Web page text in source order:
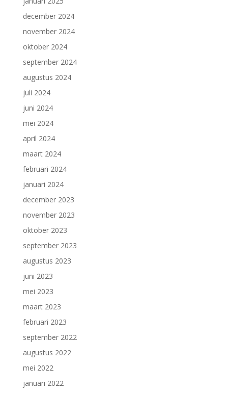
december 2024
november 2024
oktober 2024
september 2024
augustus 2024
juli 2024
juni 2024
mei 2024
april 2024
maart 2024
februari 2024
januari 2024
december 2023
november 2023
oktober 2023
september 2023
augustus 2023
juni 2023
mei 2023
maart 2023
februari 2023
september 2022
augustus 2022
mei 2022
januari 2022